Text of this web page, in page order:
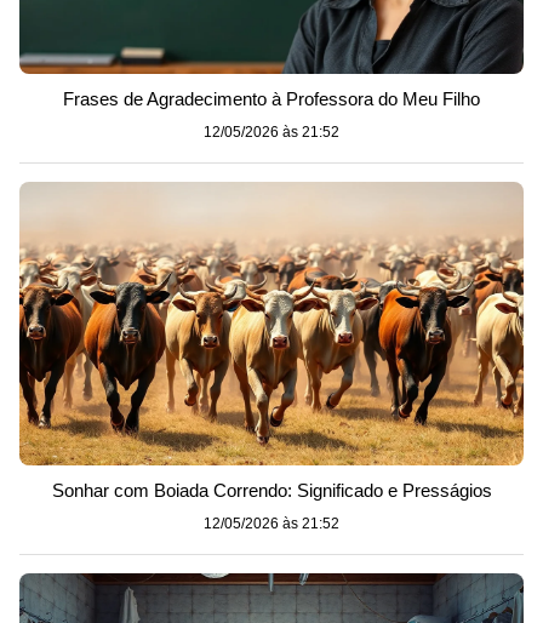
Frases de Agradecimento à Professora do Meu Filho
12/05/2026 às 21:52
Sonhar com Boiada Correndo: Significado e Presságios
12/05/2026 às 21:52